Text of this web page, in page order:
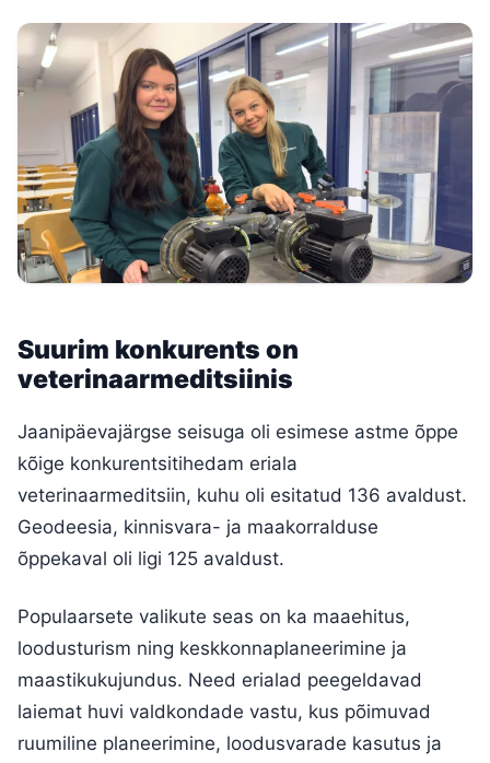
Suurim konkurents on
veterinaarmeditsiinis
Jaanipäevajärgse seisuga oli esimese astme õppe
kõige konkurentsitihedam eriala
veterinaarmeditsiin, kuhu oli esitatud 136 avaldust.
Geodeesia, kinnisvara- ja maakorralduse
õppekaval oli ligi 125 avaldust.
Populaarsete valikute seas on ka maaehitus,
loodusturism ning keskkonnaplaneerimine ja
maastikukujundus. Need erialad peegeldavad
laiemat huvi valdkondade vastu, kus põimuvad
ruumiline planeerimine, loodusvarade kasutus ja